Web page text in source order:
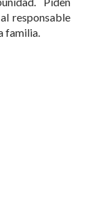
responsable
familia.